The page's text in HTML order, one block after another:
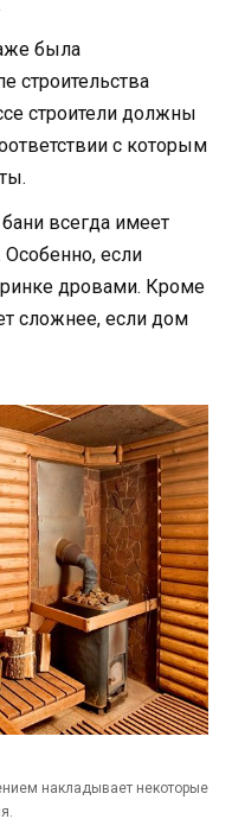
была
строительства
строители должны
с которым
всегда имеет
если
дровами. Кроме
сложнее, если дом
накладывает некоторые